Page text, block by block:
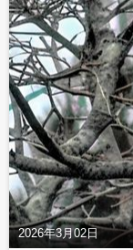
2026年3月02日